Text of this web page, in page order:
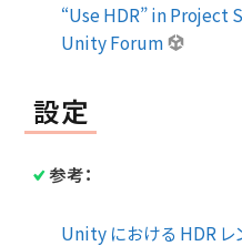
“Use HDR” in Project
Unity Forum
設定
参考：
Unity における HDR レ